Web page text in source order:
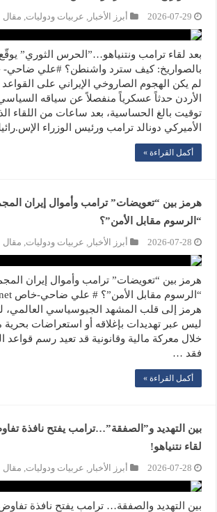
2026-07-29 أبرز الأخبار, عربيات ودوليات, مقال
بعد لقاء ترامب ونتنياهو…”الحرس الثوري”
لم يكن الهجوم الصاروخي الإيراني على القواعد
الأردن حدثاً عسكرياً منفصلاً عن سياقه
توقيت بالغ الحساسية، بعد ساعات من اللقاء
الأميركي دونالد ترامب ورئيس الوزراء
أكمل القراءة »
هرمز بين “تعويضات” ترامب وأموال إيران
“الرسوم مقابل الأمن”؟
2026-07-28 أبرز الأخبار, عربيات ودوليات, مقال
هرمز بين “تعويضات” ترامب وأموال إيران
هرمز إلى قلب المشهد الجيوسياسي العالمي،
ليس عبر تهديدات بإغلاقه أو استعراضات بحرية
خلال معركة مالية وقانونية قد تعيد رسم قواعد
فقد …
أكمل القراءة »
بين التهديد و”الصفقة”…ترامب يفتح نافذة
لقاء نتنياهو!
2026-07-28 أبرز الأخبار, عربيات ودوليات, مقال
بين التهديد والصفقة… ترامب يفتح نافذة